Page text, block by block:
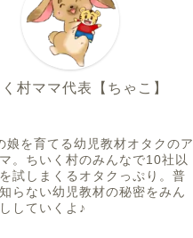
村ママ代表【ちゃこ】
娘を育てる幼児教材オタクのア
。ちいく村のみんなで10社以
を試しまくるオタクっぷり。普
らない幼児教材の秘密をみん
していくよ♪